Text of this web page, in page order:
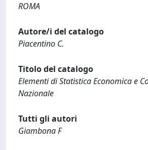
ROMA
Autore/i del catalogo
Piacentino C.
Titolo del catalogo
Elementi di Statistica Economica e
Nazionale
Tutti gli autori
Giambona F